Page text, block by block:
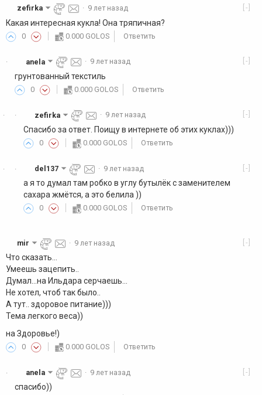
[-]
zefirka · 9 лет назад
Какая интересная кукла! Она тряпичная?
0 0.000 GOLOS Ответить
· [-]
anela · 9 лет назад
грунтованный текстиль
0 0.000 GOLOS Ответить
·
· [-]
zefirka · 9 лет назад
Спасибо за ответ. Поищу в интернете об этих куклах)))
0 0.000 GOLOS Ответить
·
· [-]
del137 · 9 лет назад
а я то думал там робко в углу бутылёк с заменителем
сахара жмётся, а это белила ))
0 0.000 GOLOS Ответить
[-]
mir · 9 лет назад
Что сказать...
Умеешь зацепить..
Думал...на Ильдара серчаешь...
Не хотел, чтоб так было..
А тут.. здоровое питание)))
Тема легкого веса))
на Здоровье!)
0 0.000 GOLOS Ответить
· [-]
anela · 9 лет назад
спасибо))